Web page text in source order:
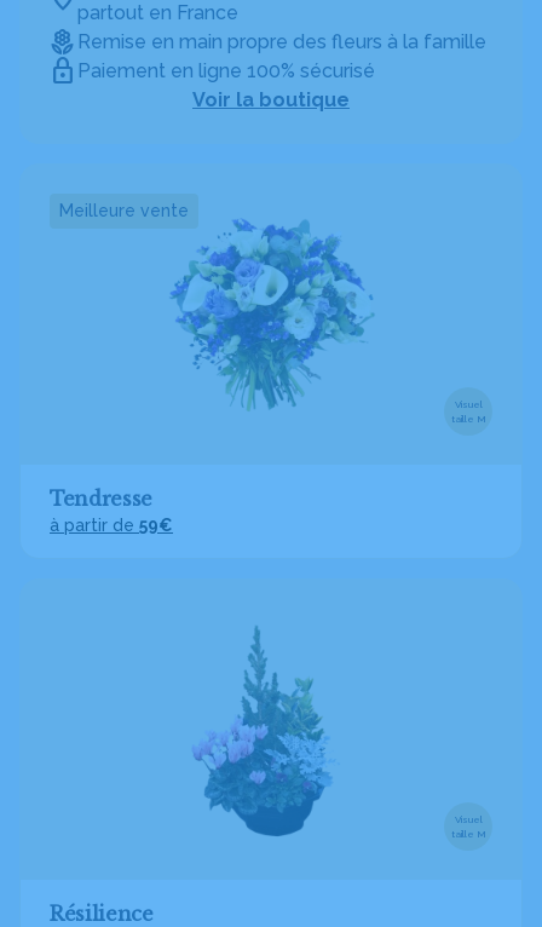
partout en France
Remise en main propre des fleurs à la famille
Paiement en ligne 100% sécurisé
Voir la boutique
Meilleure vente
Visuel
taille M
Tendresse
à partir de 59€
Visuel
taille M
Résilience